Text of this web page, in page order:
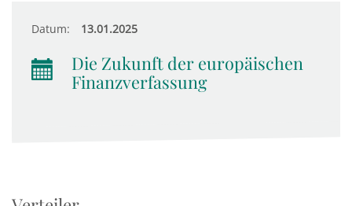
Datum: 13.01.2025
Die Zukunft der europäischen
Finanzverfassung